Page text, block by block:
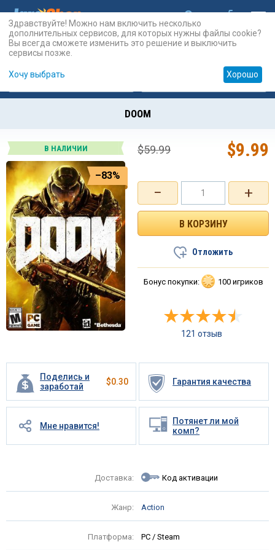
Карты Prepaid
DOOM
В НАЛИЧИИ
–83%
Поделись и
заработай
$0.30 Гарантия качества
Мне нравится!
Потянет ли мой
комп?
Доставка: Код активации
Жанр: Action
Платформа: PC / Steam
+
−
$9.99
$59.99
Отложить
Бонус покупки: 100 игриков
121 отзыв
Здравствуйте! Можно нам включить несколько
дополнительных сервисов, для которых нужны файлы cookie?
Вы всегда сможете изменить это решение и выключить
сервисы позже.
Хочу выбрать Хорошо